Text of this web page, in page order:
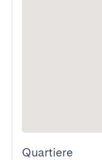
Quartiere